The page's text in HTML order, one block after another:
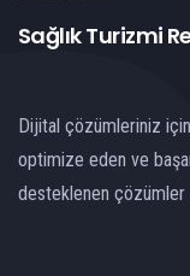
Sağlık Turizmi
Dijital çözümleriniz
optimize eden ve
desteklenen çözümler